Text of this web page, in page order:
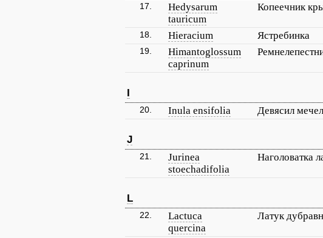
17.
Hedysarum
tauricum
Копеечник
18. Hieracium Ястребинка
19.
Himantoglossum
caprinum
I
20. Inula ensifolia Девясил
J
21.
Jurinea
stoechadifolia
Наголоватка
L
22.
Lactuca
quercina
Латук